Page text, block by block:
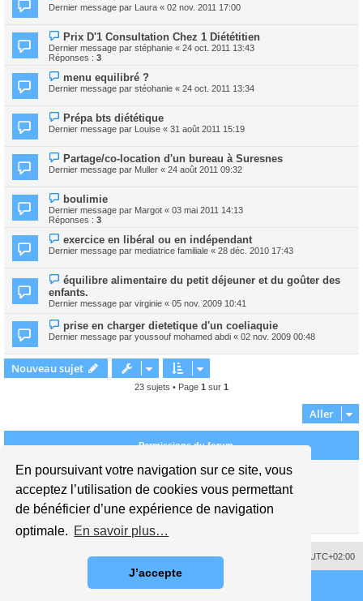
En poursuivant votre navigation sur ce site, vous
acceptez l’utilisation de cookies vous permettant
de bénéficier d’une expérience de navigation
optimale. En savoir plus…
J’accepte
Dernier message par Laura « 02 nov. 2011 17:00
Prix D'1 Consultation Chez 1 Diététitien
Dernier message par stéphanie « 24 oct. 2011 13:43
Réponses : 3
menu equilibré ?
Dernier message par stéohanie « 24 oct. 2011 13:34
Prépa bts diététique
Dernier message par Louise « 31 août 2011 15:19
Partage/co-location d'un bureau à Suresnes
Dernier message par Muller « 24 août 2011 09:32
boulimie
Dernier message par Margot « 03 mai 2011 14:13
Réponses : 3
exercice en libéral ou en indépendant
Dernier message par mediatrice familiale « 28 déc. 2010 17:43
équilibre alimentaire du petit déjeuner et du goûter des
enfants.
Dernier message par virginie « 05 nov. 2009 10:41
prise en charger dietetique d'un coeliaquie
Dernier message par youssouf mohamed abdi « 02 nov. 2009 00:48
Nouveau sujet
23 sujets • Page 1 sur 1
Aller
Permissions du forum
Vous ne pouvez pas publier de nouveaux sujets dans ce forum
Vousne pouvez pasrépondre aux sujets dans ce forum
Vousne pouvez pasmodifier vos messages dans ce forum
Vous ne pouvez passupprimer vos messages dans ce forum
UTC+02:00
Supprimer les cookies